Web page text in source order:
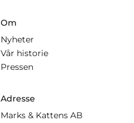
Om
Nyheter
Vår historie
Pressen
Adresse
Marks & Kattens AB